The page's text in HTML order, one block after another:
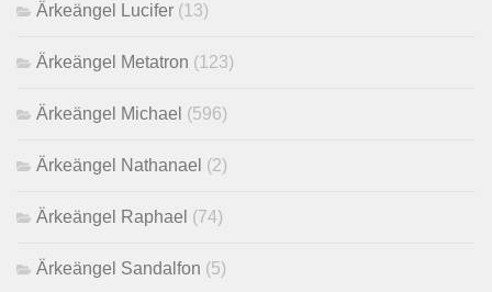
Ärkeängel Lucifer (13)
Ärkeängel Metatron (123)
Ärkeängel Michael (596)
Ärkeängel Nathanael (2)
Ärkeängel Raphael (74)
Ärkeängel Sandalfon (5)